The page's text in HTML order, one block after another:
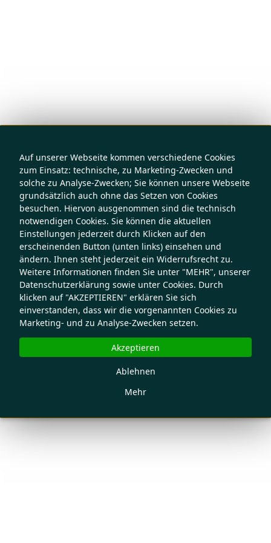
Auf unserer Webseite kommen verschiedene Cookies
zum Einsatz: technische, zu Marketing-Zwecken und
solche zu Analyse-Zwecken; Sie können unsere Webseite
grundsätzlich auch ohne das Setzen von Cookies
besuchen. Hiervon ausgenommen sind die technisch
notwendigen Cookies. Sie können die aktuellen
Einstellungen jederzeit durch Klicken auf den
erscheinenden Button (unten links) einsehen und
ändern. Ihnen steht jederzeit ein Widerrufsrecht zu.
Weitere Informationen finden Sie unter "MEHR", unserer
Datenschutzerklärung sowie unter Cookies. Durch
klicken auf "AKZEPTIEREN" erklären Sie sich
einverstanden, dass wir die vorgenannten Cookies zu
Marketing- und zu Analyse-Zwecken setzen.
Mehr
Ablehnen
Akzeptieren